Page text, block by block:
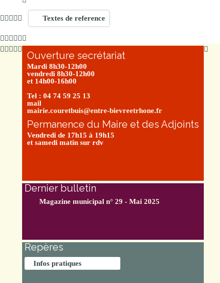
Textes de reference
Ouverture secrétariat
Mardi 8h30-12h00
vendredi 8h30-12h00
et 14h00-16h00
Tel : 04 74 59 25 13
mail
mairie.couretbuis@entre-bievreetrhone.fr
Permanence du Maire et des Adjoints
Vendredi de 17h15 à 19h15
et samedi matin sur rdv
Dernier bulletin
Magazine municipal n° 29 - Mai 2025
Repères
Infos pratiques